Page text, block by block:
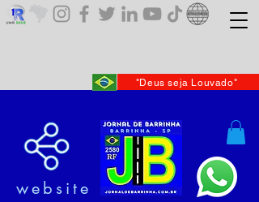
"Deus seja Louvado"
website